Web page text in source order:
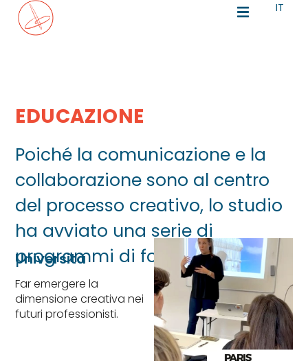
IT
EN
EDUCAZIONE
Poiché la comunicazione e la
collaborazione sono al centro
del processo creativo, lo studio
ha avviato una serie di
programmi di formazione.
Università
Far emergere la
dimensione creativa nei
futuri professionisti.